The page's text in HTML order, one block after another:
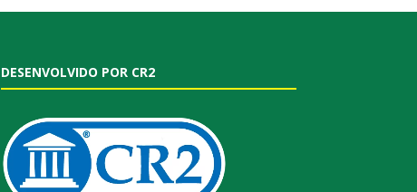
DESENVOLVIDO POR CR2